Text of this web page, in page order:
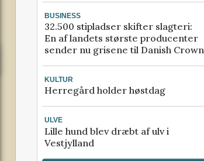
BUSINESS
32.500 stipladser skifter slagteri:
En af landets største producenter
sender nu grisene til Danish Crown
KULTUR
Herregård holder høstdag
ULVE
Lille hund blev dræbt af ulv i
Vestjylland